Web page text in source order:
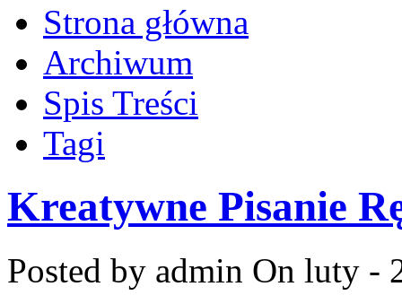
Strona główna
Archiwum
Spis Treści
Tagi
Kreatywne Pisanie
Posted by admin On luty -